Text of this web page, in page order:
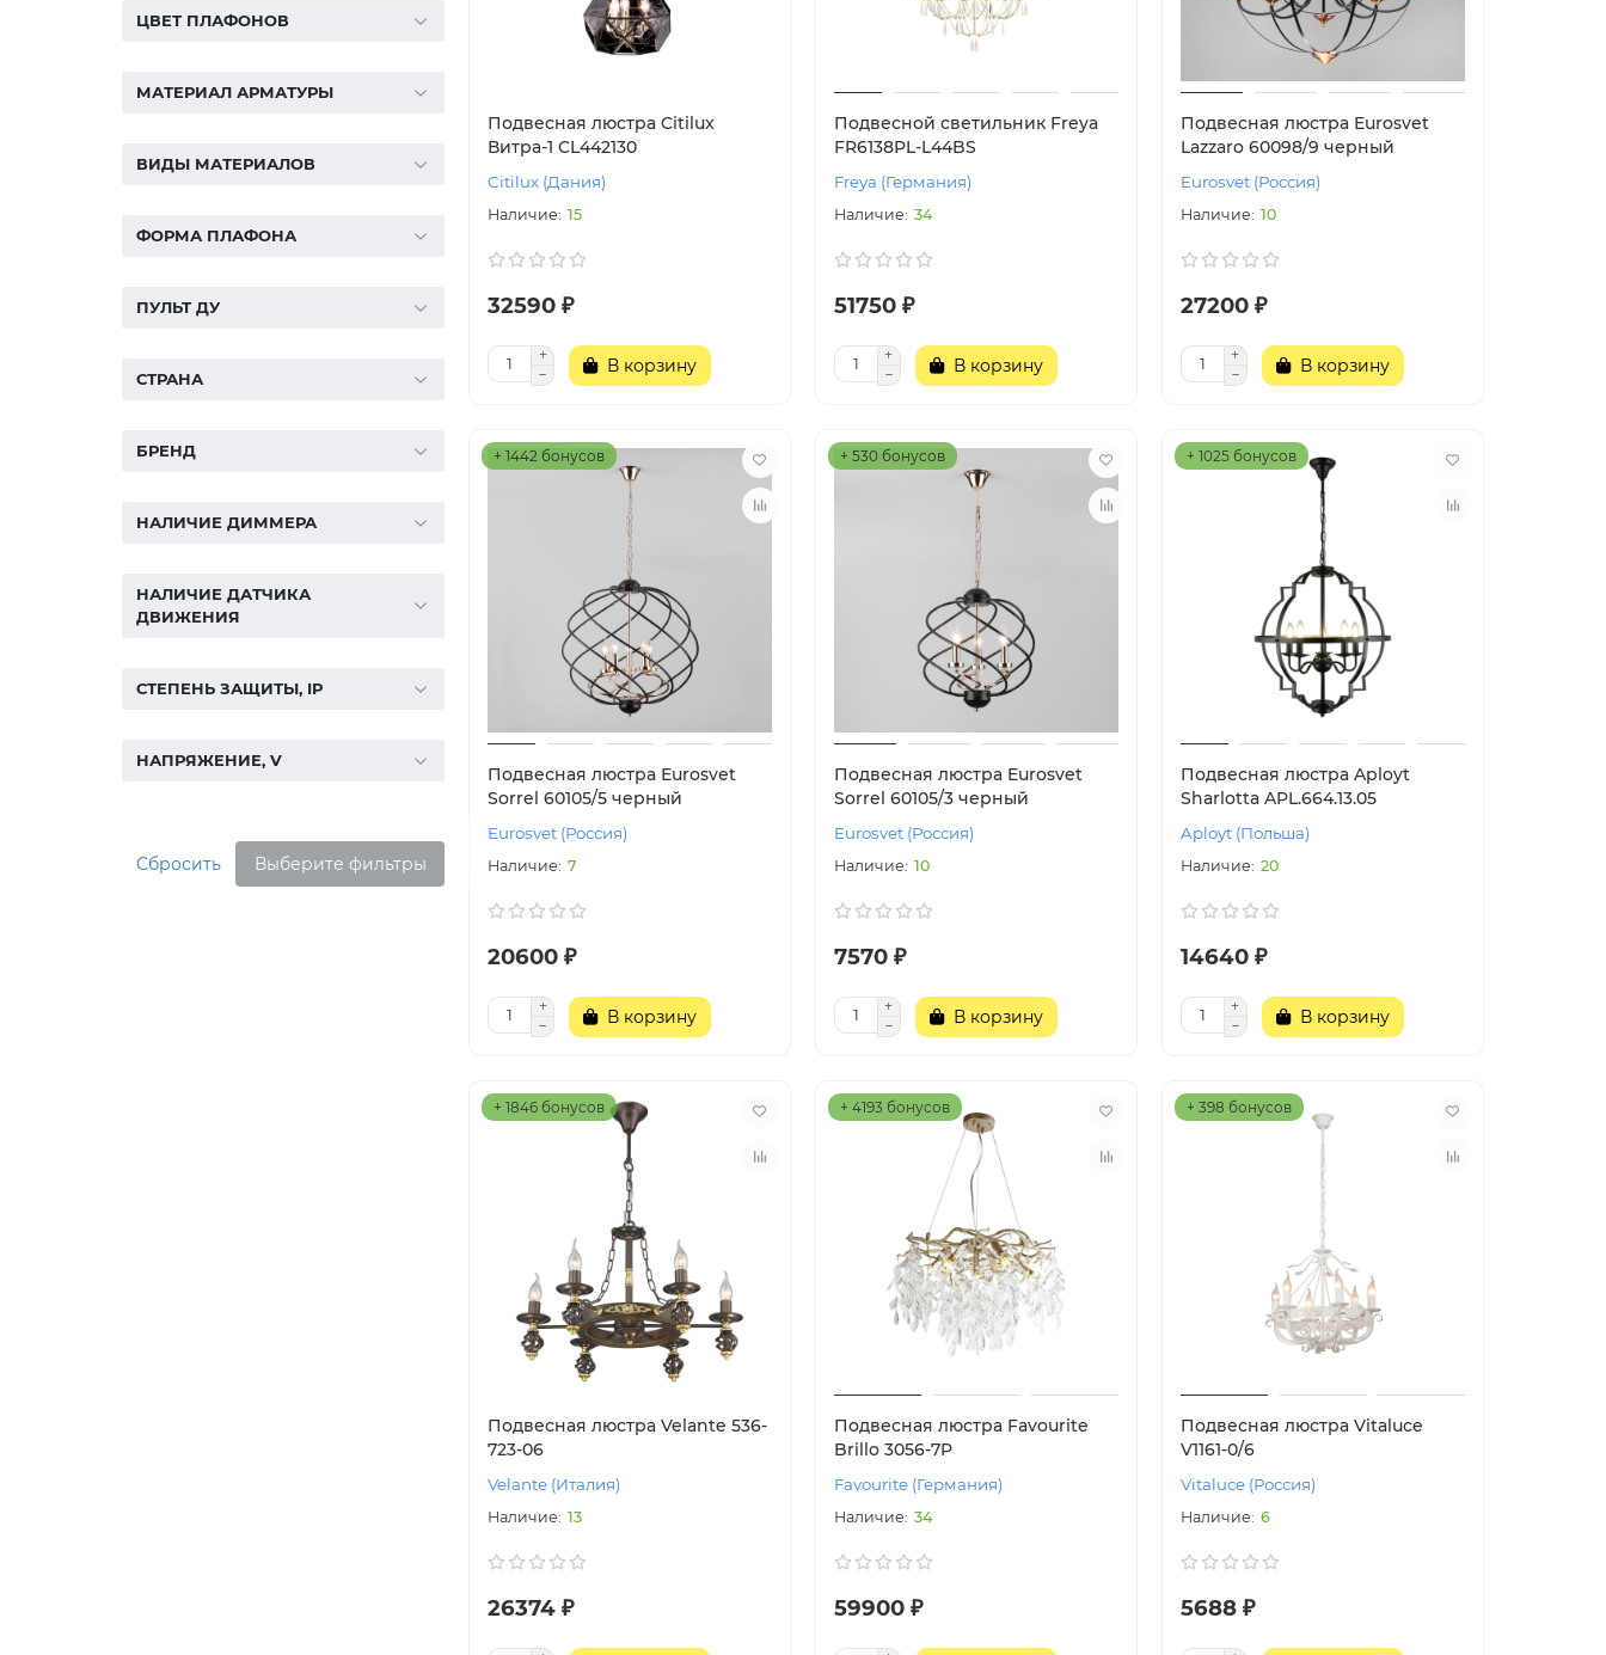
ЦВЕТ ПЛАФОНОВ
МАТЕРИАЛ АРМАТУРЫ
ВИДЫ МАТЕРИАЛОВ
ФОРМА ПЛАФОНА
ПУЛЬТ ДУ
СТРАНА
БРЕНД
НАЛИЧИЕ ДИММЕРА
НАЛИЧИЕ ДАТЧИКА
ДВИЖЕНИЯ
СТЕПЕНЬ ЗАЩИТЫ, IP
НАПРЯЖЕНИЕ, V
Сбросить Выберите фильтры
Подвесная люстра Citilux
Витра-1 CL442130
Citilux (Дания)
15
32590 ₽
В корзину
Подвесной светильник Freya
FR6138PL-L44BS
Freya (Германия)
34
51750 ₽
В корзину
Подвесная люстра Eurosvet
Lazzaro 60098/9 черный
Eurosvet (Россия)
10
27200 ₽
В корзину
+ 1442 бонусов
Подвесная люстра Eurosvet
Sorrel 60105/5 черный
Eurosvet (Россия)
7
20600 ₽
В корзину
+ 530 бонусов
Подвесная люстра Eurosvet
Sorrel 60105/3 черный
Eurosvet (Россия)
10
7570 ₽
В корзину
+ 1025 бонусов
Подвесная люстра Aployt
Sharlotta APL.664.13.05
Aployt (Польша)
20
14640 ₽
В корзину
+ 1846 бонусов
Подвесная люстра Velante 536-
723-06
Velante (Италия)
13
26374 ₽
+ 4193 бонусов
Подвесная люстра Favourite
Brillo 3056-7P
Favourite (Германия)
34
59900 ₽
+ 398 бонусов
Подвесная люстра Vitaluce
V1161-0/6
Vitaluce (Россия)
6
5688 ₽